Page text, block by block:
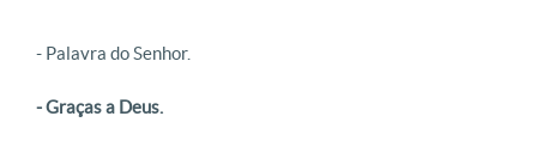
- Palavra do Senhor.
- Graças a Deus.